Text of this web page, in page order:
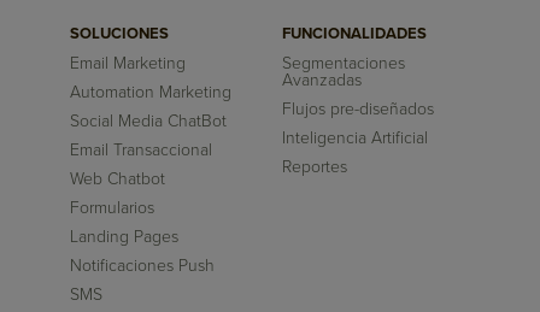
SOLUCIONES
Email Marketing
Automation Marketing
Social Media ChatBot
Email Transaccional
Web Chatbot
Formularios
Landing Pages
Notificaciones Push
SMS
FUNCIONALIDADES
Segmentaciones
Avanzadas
Flujos pre-diseñados
Inteligencia Artificial
Reportes